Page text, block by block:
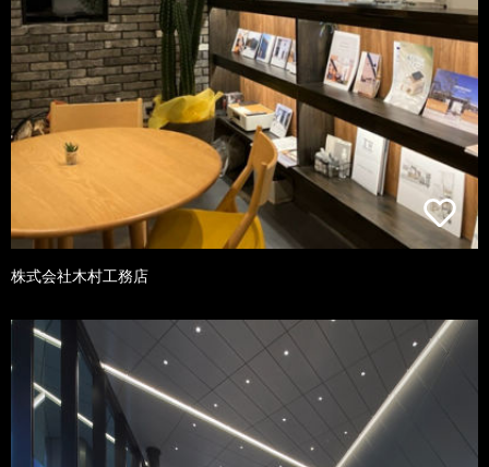
株式会社木村工務店